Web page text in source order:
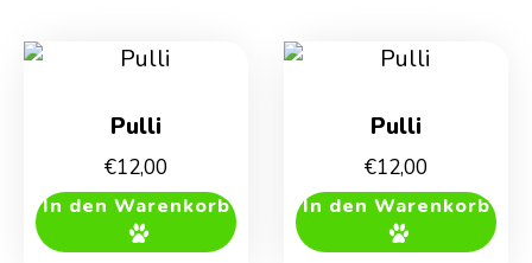
Pulli
€12,00
In den Warenkorb
Pulli
€12,00
In den Warenkorb